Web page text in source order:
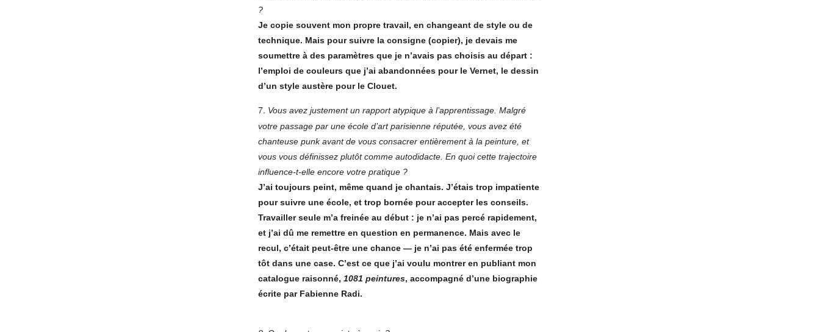
?
Je copie souvent mon propre travail, en changeant de style ou de
technique. Mais pour suivre la consigne (copier), je devais me
soumettre à des paramètres que je n’avais pas choisis au départ :
l’emploi de couleurs que j’ai abandonnées pour le Vernet, le dessin
d’un style austère pour le Clouet.
7. Vous avez justement un rapport atypique à l’apprentissage. Malgré
votre passage par une école d’art parisienne réputée, vous avez été
chanteuse punk avant de vous consacrer entièrement à la peinture, et
vous vous définissez plutôt comme autodidacte. En quoi cette trajectoire
influence-t-elle encore votre pratique ?
J’ai toujours peint, même quand je chantais. J’étais trop impatiente
pour suivre une école, et trop bornée pour accepter les conseils.
Travailler seule m’a freinée au début : je n’ai pas percé rapidement,
et j’ai dû me remettre en question en permanence. Mais avec le
recul, c’était peut-être une chance — je n’ai pas été enfermée trop
tôt dans une case. C’est ce que j’ai voulu montrer en publiant mon
catalogue raisonné,1081 peintures, accompagné d’une biographie
écrite par Fabienne Radi.